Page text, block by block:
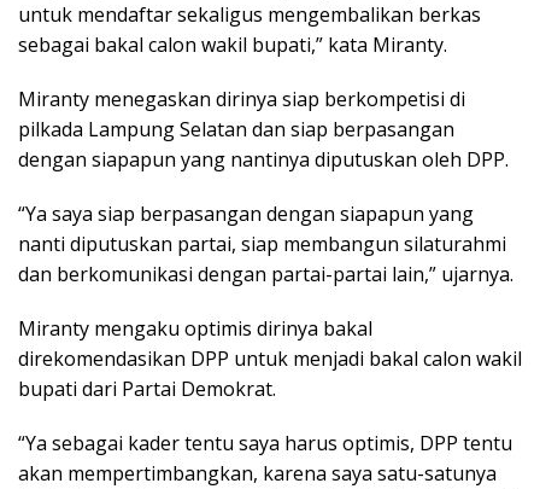
untuk mendaftar sekaligus mengembalikan berkas
sebagai bakal calon wakil bupati,” kata Miranty.
Miranty menegaskan dirinya siap berkompetisi di
pilkada Lampung Selatan dan siap berpasangan
dengan siapapun yang nantinya diputuskan oleh DPP.
“Ya saya siap berpasangan dengan siapapun yang
nanti diputuskan partai, siap membangun silaturahmi
dan berkomunikasi dengan partai-partai lain,” ujarnya.
Miranty mengaku optimis dirinya bakal
direkomendasikan DPP untuk menjadi bakal calon wakil
bupati dari Partai Demokrat.
“Ya sebagai kader tentu saya harus optimis, DPP tentu
akan mempertimbangkan, karena saya satu-satunya